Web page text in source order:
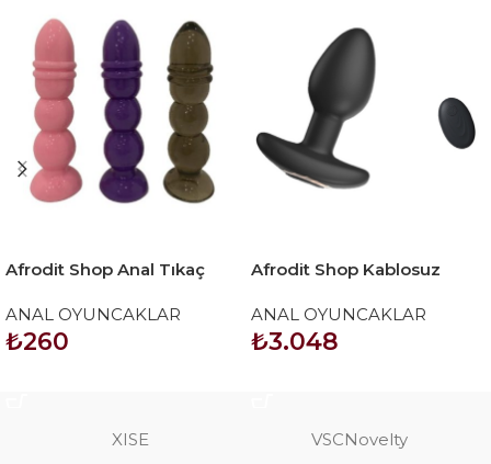
Afrodit Shop Anal Tıkaç
33*135MM 85GR
ANAL OYUNCAKLAR
₺260
Afrodit Shop Kablosuz
Titreşimli Anal Plug
ANAL OYUNCAKLAR
₺3.048
XISE VSCNovelty